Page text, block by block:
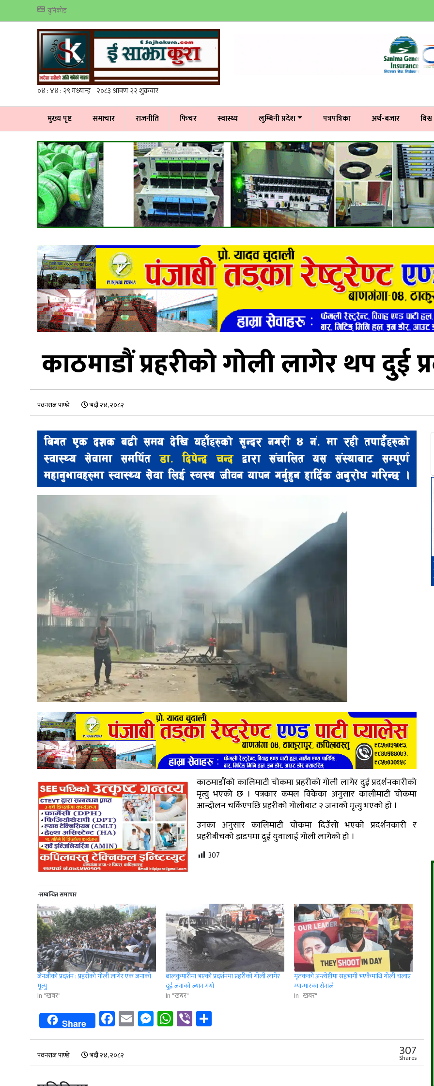
युनिकोड
मुख्य पृष्ट समाचार राजनीति फिचर स्वास्थ्य लुम्बिनी प्रदेश पत्रपत्रिका अर्थ-बजार विश्व
काठमाडौं प्रहरीको गोली लागेर थप दुई
पवनराज पाण्डे भदौ २४, २०८२
काठमाडाैंको कालिमाटी चोकमा प्रहरीको गोली लागेर दुई प्रदर्शनकारीको
मृत्यु भएको छ । पत्रकार कमल विकेका अनुसार कालीमाटी चोकमा
आन्दोलन चर्किएपछि प्रहरीको गोलीबाट २ जनाको मृत्यु भएको हो ।
उनका अनुसार कालिमाटी चोकमा दिउँसो भएको प्रदर्शनकारी र
प्रहरीबीचको झडपमा दुई युवालाई गोली लागेको हो ।
307
-सम्बन्धित समाचार
जेनजीको प्रदर्शन : प्रहरीको गोली लागेर एक जनाको
मृत्यु
In "खबर"
बालकुमारीमा भएको प्रदर्शनमा प्रहरीको गोली लागेर
दुई जनाको ज्यान गयाे
In "खबर"
मृतकको अन्त्येष्टीमा सहभागी भएकैमाथि गोली चलाए
म्यान्मारका सेनाले
In "खबर"
Share Facebook
EmailMessenger
WhatsApp
Viber
पवनराज पाण्डे भदौ २४, २०८२ 307
Shares